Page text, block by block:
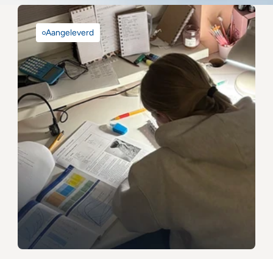
Aangeleverd